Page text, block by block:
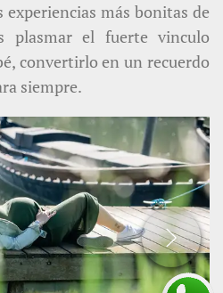
experiencias más bonitas de
plasmar el fuerte vinculo
convertirlo en un recuerdo
siempre.